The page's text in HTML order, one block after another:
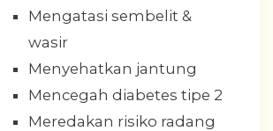
Mengatasi sembelit &
wasir
Menyehatkan jantung
Mencegah diabetes tipe 2
Meredakan risiko radang